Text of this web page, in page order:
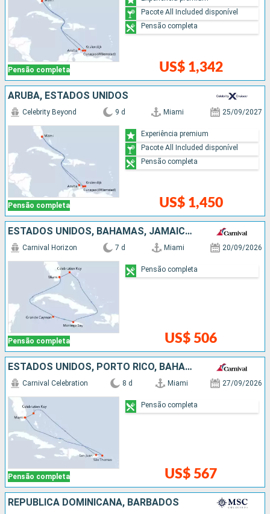
Pensão completa US$ 1,342
Pacote All Included disponível
Pensão completa
ARUBA, ESTADOS UNIDOS
Pensão completa
Celebrity Beyond 9 d Miami 25/09/2027
US$ 1,450
Experiência premium
Pacote All Included disponível
Pensão completa
ESTADOS UNIDOS, BAHAMAS, JAMAICA, ISLAS CAIMÁN
Pensão completa
Carnival Horizon 7 d Miami 20/09/2026
US$ 506
Pensão completa
ESTADOS UNIDOS, PORTO RICO, BAHAMAS
Pensão completa
Carnival Celebration 8 d Miami 27/09/2026
US$ 567
Pensão completa
REPUBLICA DOMINICANA, BARBADOS